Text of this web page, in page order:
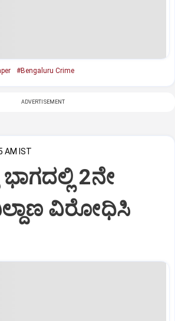
#Bengaluru Crime
ADVERTISEMENT
AM IST
2ನೇ
ವಿರೋಧಿಸಿ